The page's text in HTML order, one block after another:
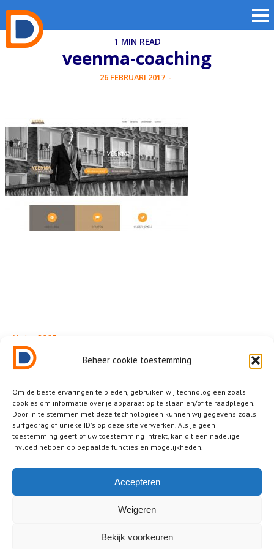
Beheer cookie toestemming
Om de beste ervaringen te bieden, gebruiken wij technologieën zoals
cookies om informatie over je apparaat op te slaan en/of te raadplegen.
Door in te stemmen met deze technologieën kunnen wij gegevens zoals
surfgedrag of unieke ID's op deze site verwerken. Als je geen
toestemming geeft of uw toestemming intrekt, kan dit een nadelige
invloed hebben op bepaalde functies en mogelijkheden.
Accepteren
Weigeren
Bekijk voorkeuren
1 MIN READ
veenma-coaching
26 FEBRUARI 2017 -
← Vorige POST
Veenma Coaching
Related News
Other posts that you should not miss.
No posts were found!